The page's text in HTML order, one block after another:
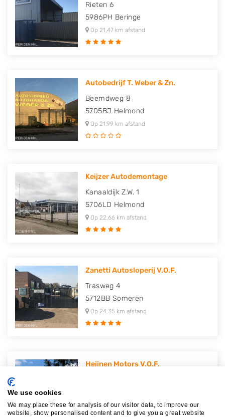
Rieten 6
5986PH Beringe
Op 21,47 km afstand
Autobedrijf T. Weber & Zn.
Beemdweg 8
5705BJ Helmond
Op 21,99 km afstand
Keijzer Autodemontage
Kanaaldijk Z.W. 1
5706LD Helmond
Op 22,66 km afstand
Zanetti Autosloperij V.O.F.
Trasweg 4
5712BB Someren
Op 24,35 km afstand
Heijnen Motors V.O.F.
Op 24,73 km afstand
We use cookies
We may place these for analysis of our visitor data, to improve our
website, show personalised content and to give you a great website